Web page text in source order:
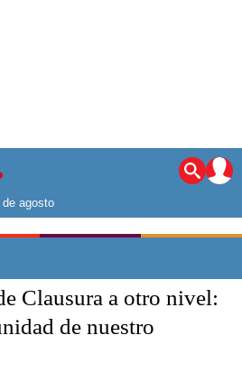
La ciudad
Punta Alta
El mundo
Seguridad
agosto
Clausura a otro nivel:
de nuestro